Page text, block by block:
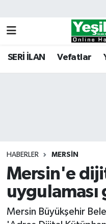
SERİ İLAN Vefatlar
HABERLER MERSIN
Mersin'e
uygulaması
Mersin Büyükşehir
Kahramanmaraş
Tüm Manşetler
Son Dakika
Haber Arşivi